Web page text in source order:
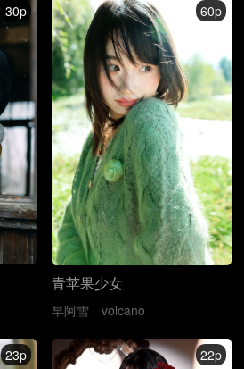
30p 60p
青苹果少女
早阿雪 volcano
23p 22p